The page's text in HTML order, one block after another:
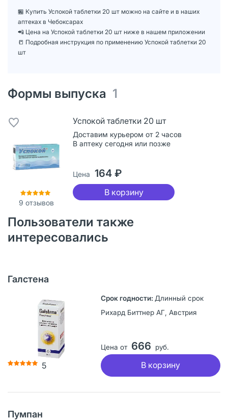
🏪 Купить Успокой таблетки 20 шт можно на сайте и в наших
аптеках в Чебоксарах
📲 Цена на Успокой таблетки 20 шт ниже в нашем приложении
📒 Подробная инструкция по применению Успокой таблетки 20
шт
Формы выпуска 1
9 отзывов
Успокой таблетки 20 шт
Доставим курьером от 2 часов
В аптеку сегодня или позже
Цена 164 ₽
В корзину
Пользователи также
интересовались
Галстена
5
Длинный срок
Рихард Биттнер АГ, Австрия
Цена от 666 руб.
В корзину
Пумпан